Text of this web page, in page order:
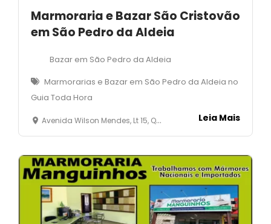
Marmoraria e Bazar São Cristovão
em São Pedro da Aldeia
Bazar em São Pedro da Aldeia
Marmorarias e Bazar em São Pedro da Aldeia no
Guia Toda Hora
Avenida Wilson Mendes, Lt 15, Qd 18 - Vinhateiro - São Pedro da Aldeia Leia Mais